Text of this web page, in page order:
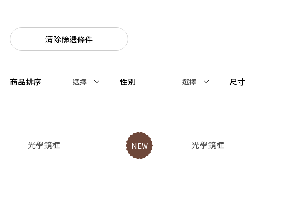
清除篩選條件
商品排序 選擇 性別 選擇 尺寸
光學鏡框 NEW 光學鏡框